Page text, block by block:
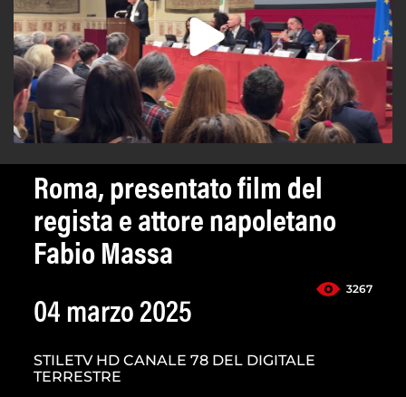
Roma, presentato film del
regista e attore napoletano
Fabio Massa
3267
04 marzo 2025
STILETV HD CANALE 78 DEL DIGITALE
TERRESTRE